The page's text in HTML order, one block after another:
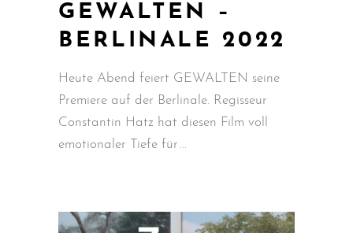
GEWALTEN –
BERLINALE 2022
Heute Abend feiert GEWALTEN seine
Premiere auf der Berlinale. Regisseur
Constantin Hatz hat diesen Film voll
emotionaler Tiefe für